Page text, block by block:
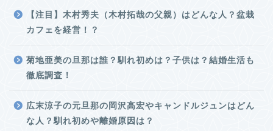
【注目】木村秀夫（木村拓哉の父親）はどんな人？盆栽
カフェを経営！？
菊地亜美の旦那は誰？馴れ初めは？子供は？結婚生活も
徹底調査！
広末涼子の元旦那の岡沢高宏やキャンドルジュンはどん
な人？馴れ初めや離婚原因は？